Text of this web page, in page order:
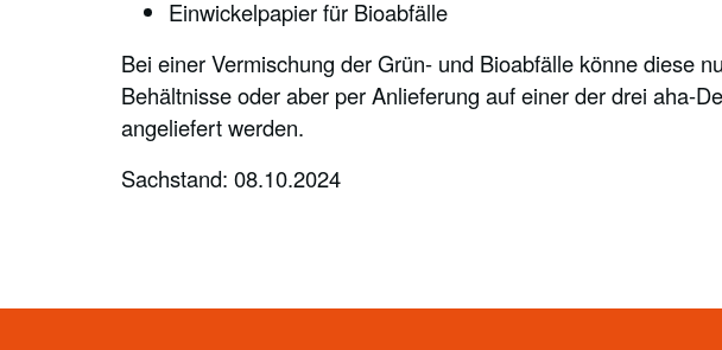
Einwickelpapier für Bioabfälle
Bei einer Vermischung der Grün- und Bioabfälle könne diese
Behältnisse oder aber per Anlieferung auf einer der drei aha-
angeliefert werden.
Sachstand: 08.10.2024